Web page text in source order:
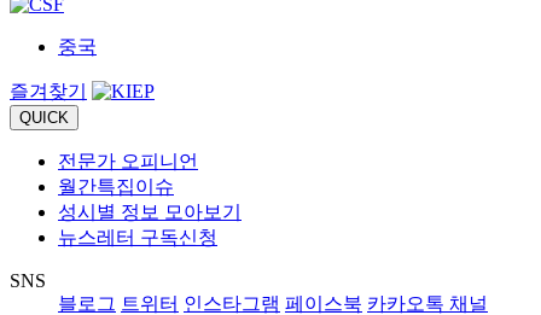
중국
즐겨찾기
QUICK
전문가 오피니언
월간특집이슈
성시별 정보 모아보기
뉴스레터 구독신청
SNS
블로그 트위터 인스타그램 페이스북 카카오톡 채널